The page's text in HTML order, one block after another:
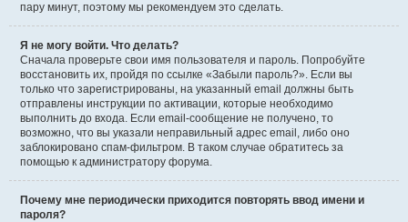
пару минут, поэтому мы рекомендуем это сделать.
Я не могу войти. Что делать?
Сначала проверьте свои имя пользователя и пароль. Попробуйте
восстановить их, пройдя по ссылке «Забыли пароль?». Если вы
только что зарегистрированы, на указанный email должны быть
отправлены инструкции по активации, которые необходимо
выполнить до входа. Если email-сообщение не получено, то
возможно, что вы указали неправильный адрес email, либо оно
заблокировано спам-фильтром. В таком случае обратитесь за
помощью к администратору форума.
Почему мне периодически приходится повторять ввод имени и
пароля?